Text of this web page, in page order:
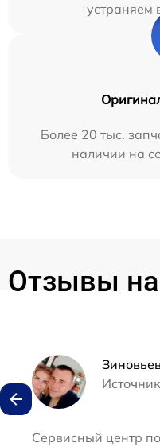
устраняем
Более 20 тыс.
наличии на
Отзывы
Сервисный центр
Наши